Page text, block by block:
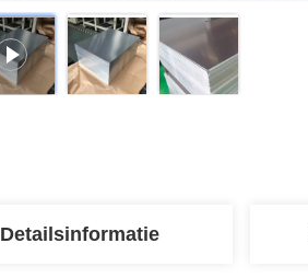
Detailsinformatie